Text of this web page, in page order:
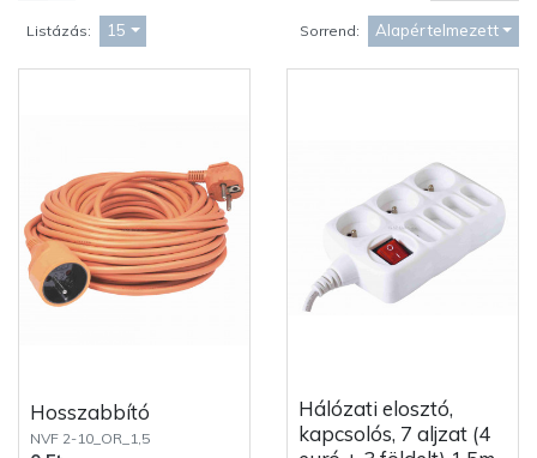
Listázás: 15 Sorrend: Alapértelmezett
Hosszabbító
NVF 2-10_OR_1,5
Hálózati elosztó,
kapcsolós, 7 aljzat (4